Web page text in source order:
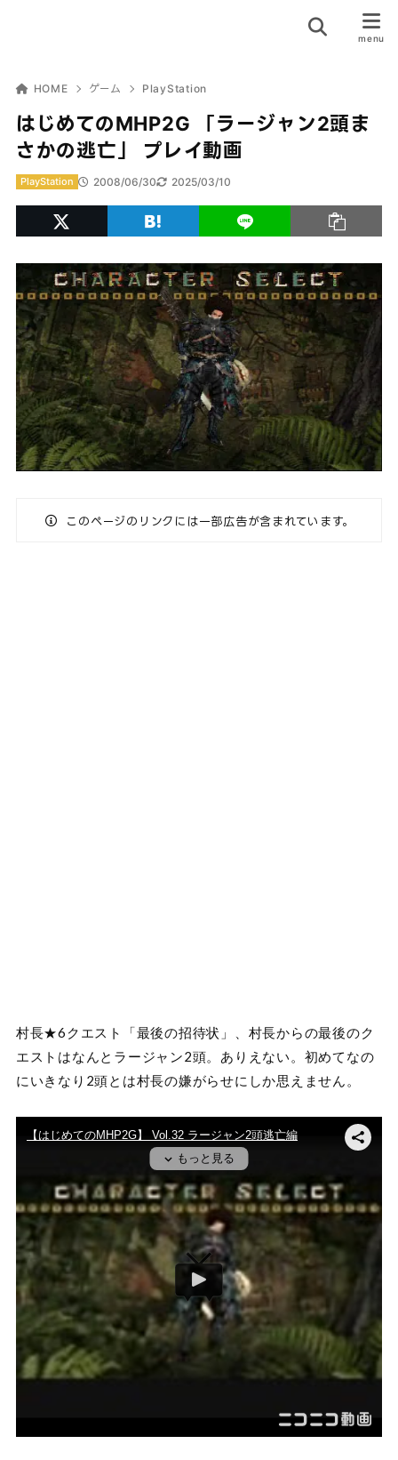
HOME ゲーム PlayStation
はじめてのMHP2G 「ラージャン2頭ま
さかの逃亡」 プレイ動画
2008/06/30 2025/03/10
PlayStation
このページのリンクには一部広告が含まれています。
村長★6クエスト「最後の招待状」、村長からの最後のク
エストはなんとラージャン2頭。ありえない。初めてなの
にいきなり2頭とは村長の嫌がらせにしか思えません。